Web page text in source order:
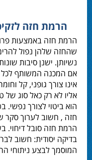
הרמת חזה
הרמת חזה באמצעות
שהחזה שלהן נפול
נשיותן. ישנן סיבות
אם המכנה המשותף
אינו צורך גופני, קל
אליו לא רק כאל סוג של
הוא ביטוי לצורך
חזה , חשוב לערוך סקר
הרמת חזה סובל דיחוי.
בדיקה יסודית: חשוב
המוסמך לבצע ניתוחי